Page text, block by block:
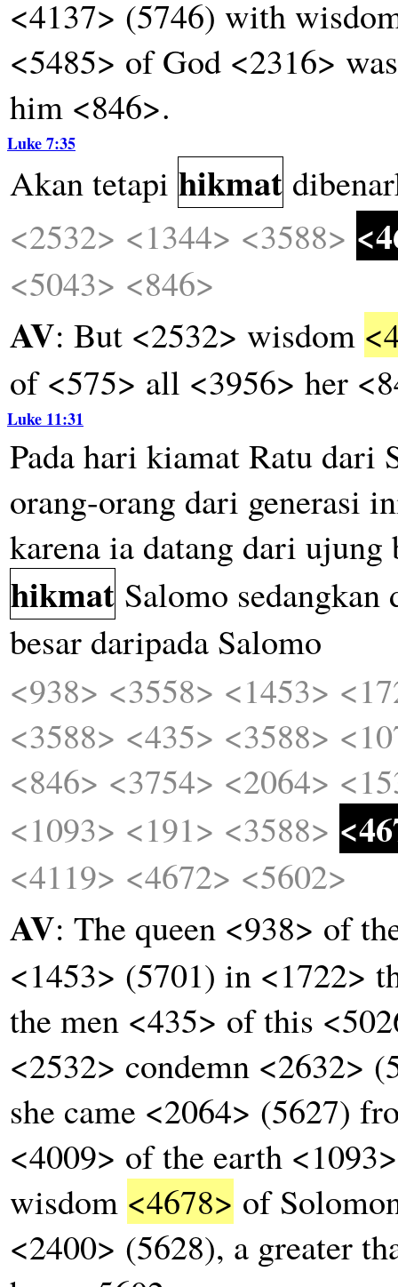
<4137> (5746) with
<5485> of God <2316>
him <846>.
Luke 7:35
Akantetapi hikmat
<2532> <1344> <3588>
<5043> <846>
AV: But <2532> wisdom
of <575> all <3956> her
Luke 11:31
Padahari kiamatRatu dari
orang-orang dari generasi
karenaia datang dari ujung
hikmat Salomo sedangkan
besar daripada Salomo
<938> <3558> <1453>
<3588> <435> <3588>
<846> <3754> <2064>
<1093> <191> <3588>
<4119> <4672> <5602>
AV: The queen <938> of
<1453> (5701) in <1722>
the men <435> of this
<2532> condemn <2632>
she came <2064> (5627)
<4009> of the earth
wisdom <4678> of
<2400> (5628), a greater